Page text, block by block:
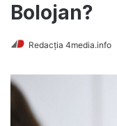
Bolojan?
Redacția 4media.info